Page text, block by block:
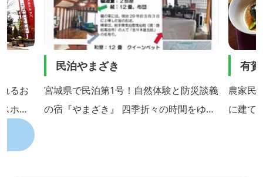
るお
ホテ
区は栗
る築館
民泊やまざき
宮城県で民泊第1号！自然体験と防災談義
の宿『やまざき』 四季折々の時間をゆっ
有
農家民
に建て